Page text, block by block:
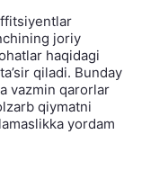
joriy
haqidagi
qiladi. Bunday
vazmin qarorlar
qiymatni
yordam